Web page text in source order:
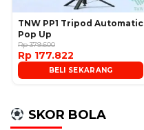
TNW PP1 Tripod Automatic
Pop Up
Rp 379.600
Rp 177.822
BELI SEKARANG
SKOR BOLA